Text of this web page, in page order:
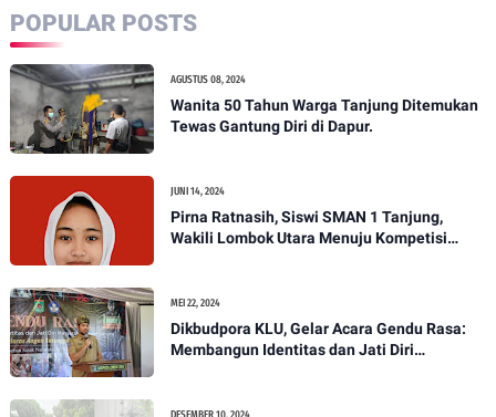
POPULAR POSTS
AGUSTUS 08, 2024
Wanita 50 Tahun Warga Tanjung Ditemukan
Tewas Gantung Diri di Dapur.
JUNI 14, 2024
Pirna Ratnasih, Siswi SMAN 1 Tanjung,
Wakili Lombok Utara Menuju Kompetisi
MEI 22, 2024
Dikbudpora KLU, Gelar Acara Gendu Rasa:
Membangun Identitas dan Jati Diri